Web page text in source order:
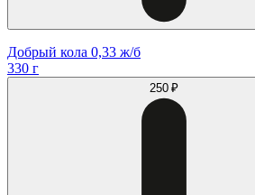
Добрый кола 0,33 ж/б
330 г
250 ₽